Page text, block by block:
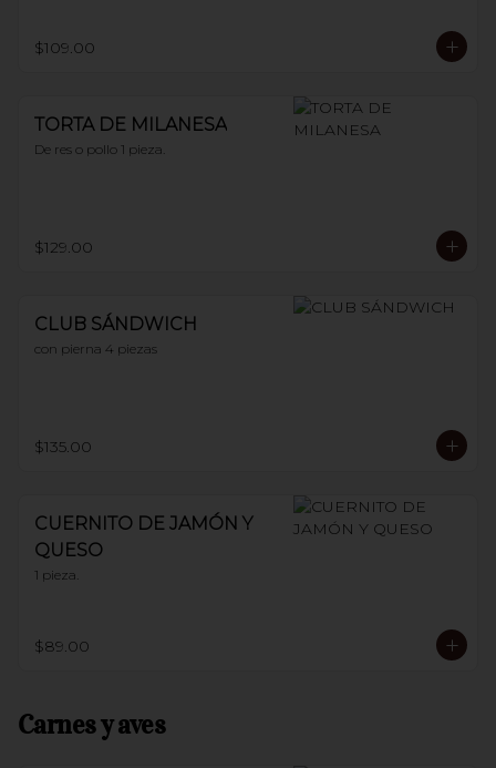
$109.00
TORTA DE MILANESA
De res o pollo 1 pieza.
$129.00
CLUB SÁNDWICH
con pierna 4 piezas
$135.00
CUERNITO DE JAMÓN Y
QUESO
1 pieza.
$89.00
Carnes y aves